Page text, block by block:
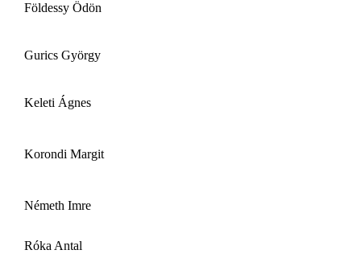
Földessy Ödön
Gurics György
Keleti Ágnes
Korondi Margit
Németh Imre
Róka Antal